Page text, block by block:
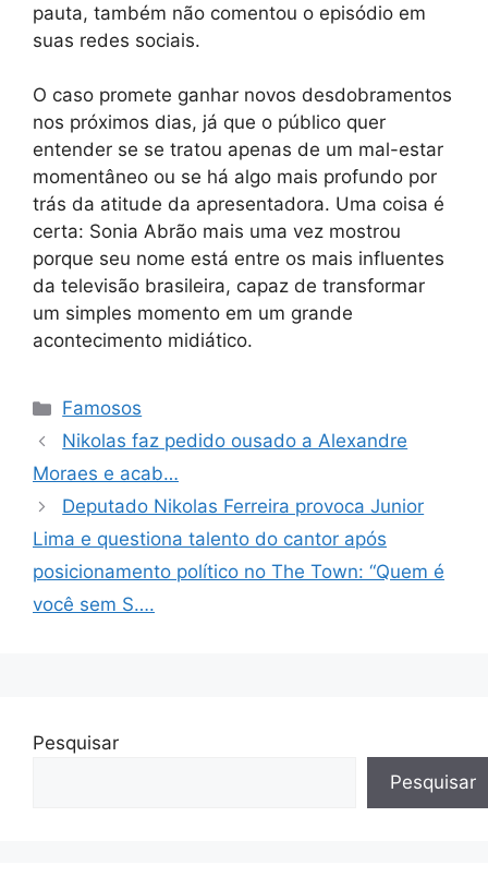
pauta, também não comentou o episódio em
suas redes sociais.
O caso promete ganhar novos desdobramentos
nos próximos dias, já que o público quer
entender se se tratou apenas de um mal-estar
momentâneo ou se há algo mais profundo por
trás da atitude da apresentadora. Uma coisa é
certa: Sonia Abrão mais uma vez mostrou
porque seu nome está entre os mais influentes
da televisão brasileira, capaz de transformar
um simples momento em um grande
acontecimento midiático.
Categorias
Famosos
Nikolas faz pedido ousado a Alexandre
Moraes e acab…
Deputado Nikolas Ferreira provoca Junior
Lima e questiona talento do cantor após
posicionamento político no The Town: “Quem é
você sem S….
Pesquisar
Pesquisar